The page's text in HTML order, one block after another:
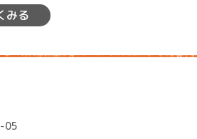
った。…
みる
05
ロボット・イ
著／デ